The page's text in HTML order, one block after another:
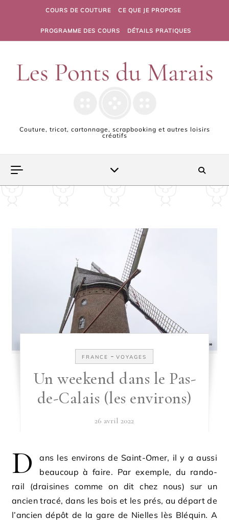
Skip to contentCOURS DE COUTURE CE QUE JE PROPOSE
PROGRAMME DES COURS DÉTAILS PRATIQUES
Couture, tricot, cartonnage, scrapbooking et autres loisirs
créatifs
FRANCE -VOYAGES
Un weekend dans le Pas-
de-Calais (les environs)
26 avril 2022
D
ans les environs de Saint-Omer, il y a aussi
beaucoup à faire. Par exemple, du rando-
rail (draisines comme on dit chez nous) sur un
ancien tracé, dans les bois et les prés, au départ de
l’ancien dépôt de la gare de Nielles lès Bléquin. A